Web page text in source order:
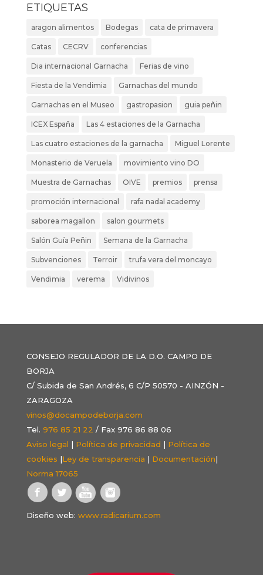
ETIQUETAS
aragon alimentos Bodegas cata de primavera
Catas CECRV conferencias
Dia internacional Garnacha Ferias de vino
Fiesta de la Vendimia Garnachas del mundo
Garnachas en el Museo gastropasion guia peñin
ICEX España Las 4 estaciones de la Garnacha
Las cuatro estaciones de la garnacha Miguel Lorente
Monasterio de Veruela movimiento vino DO
Muestra de Garnachas OIVE premios prensa
promoción internacional rafa nadal academy
saborea magallon salon gourmets
Salón Guía Peñin Semana de la Garnacha
Subvenciones Terroir trufa vera del moncayo
Vendimia verema Vidivinos
CONSEJO REGULADOR DE LA D.O. CAMPO DE
BORJA
C/ Subida de San Andrés, 6 C/P 50570 - AINZÓN -
ZARAGOZA
vinos@docampodeborja.com
Tel. 976 85 21 22 / Fax 976 86 88 06
Aviso legal | Política de privacidad | Política de
cookies |Ley de transparencia | Documentación|
Norma 17065
Diseño web: www.radicarium.com